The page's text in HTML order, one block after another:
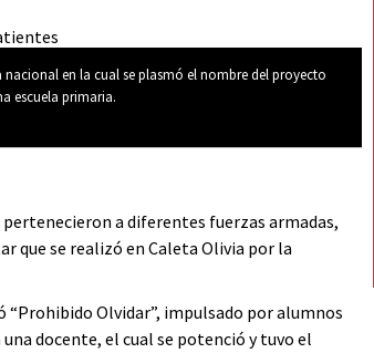
en la cual se plasmó el nombre del proyecto
escuela primaria.
a diferentes fuerzas armadas,
que se realizó en Caleta Olivia por la
Olvidar”, impulsado por alumnos
una docente, el cual se potenció y tuvo el